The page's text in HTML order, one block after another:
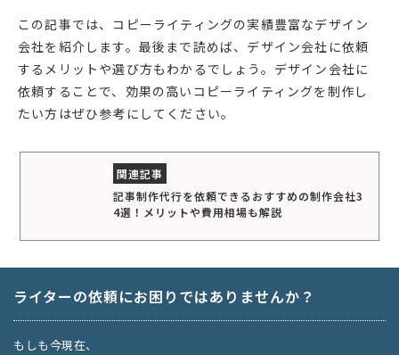
この記事では、コピーライティングの実績豊富なデザイン
会社を紹介します。最後まで読めば、デザイン会社に依頼
するメリットや選び方もわかるでしょう。デザイン会社に
依頼することで、効果の高いコピーライティングを制作し
たい方はぜひ参考にしてください。
記事制作代行を依頼できるおすすめの制作会社3
4選！メリットや費用相場も解説
ライターの依頼にお困りではありませんか？
もしも今現在、